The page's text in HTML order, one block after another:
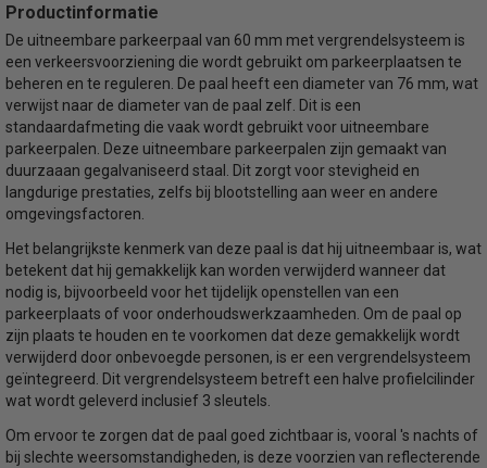
Productinformatie
De uitneembare parkeerpaal van 60 mm met vergrendelsysteem is
een verkeersvoorziening die wordt gebruikt om parkeerplaatsen te
beheren en te reguleren. De paal heeft een diameter van 76 mm, wat
verwijst naar de diameter van de paal zelf. Dit is een
standaardafmeting die vaak wordt gebruikt voor uitneembare
parkeerpalen. Deze uitneembare parkeerpalen zijn gemaakt van
duurzaaan gegalvaniseerd staal. Dit zorgt voor stevigheid en
langdurige prestaties, zelfs bij blootstelling aan weer en andere
omgevingsfactoren.
Het belangrijkste kenmerk van deze paal is dat hij uitneembaar is, wat
betekent dat hij gemakkelijk kan worden verwijderd wanneer dat
nodig is, bijvoorbeeld voor het tijdelijk openstellen van een
parkeerplaats of voor onderhoudswerkzaamheden. Om de paal op
zijn plaats te houden en te voorkomen dat deze gemakkelijk wordt
verwijderd door onbevoegde personen, is er een vergrendelsysteem
geïntegreerd. Dit vergrendelsysteem betreft een halve profielcilinder
wat wordt geleverd inclusief 3 sleutels.
Om ervoor te zorgen dat de paal goed zichtbaar is, vooral 's nachts of
bij slechte weersomstandigheden, is deze voorzien van reflecterende